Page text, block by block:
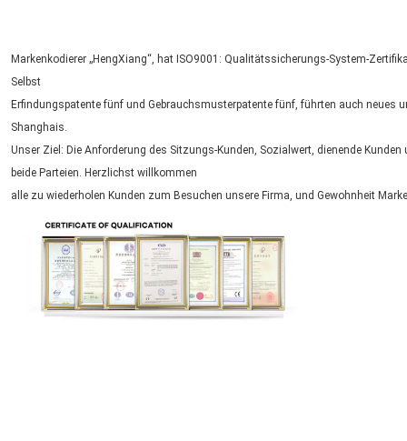
Markenkodierer „HengXiang“, hat ISO9001: Qualitätssicherungs-System-
Selbst
Erfindungspatente fünf und Gebrauchsmusterpatente fünf, führten auch neues
Shanghais.
Unser Ziel: Die Anforderung des Sitzungs-Kunden, Sozialwert, dienende
beide Parteien. Herzlichst willkommen
alle zu wiederholen Kunden zum Besuchen unsere Firma, und Gewohnheit